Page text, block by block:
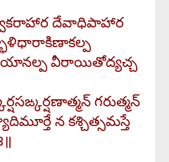
దేవాధిపాహార
వీరాయితోద్యచ్చ
గరుత్మన్
న కశ్చిత్సమస్తే